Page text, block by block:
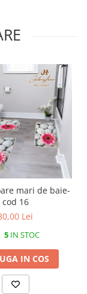
de baie-
cod 16
Lei
5IN STOC
IN COS